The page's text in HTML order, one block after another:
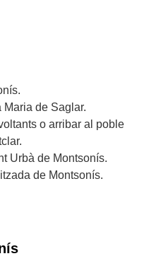
Maria de Saglar.
o arribar al poble
Urbà de Montsonís.
de Montsonís.